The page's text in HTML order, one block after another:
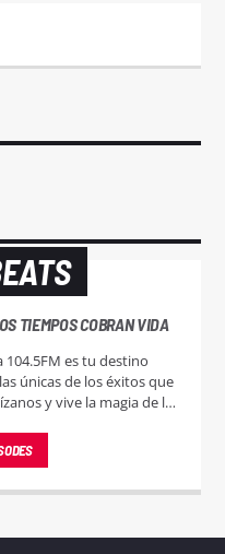
TIEMPOS COBRAN VIDA
104.5FM es tu destino
únicas de los éxitos que
y vive la magia de la